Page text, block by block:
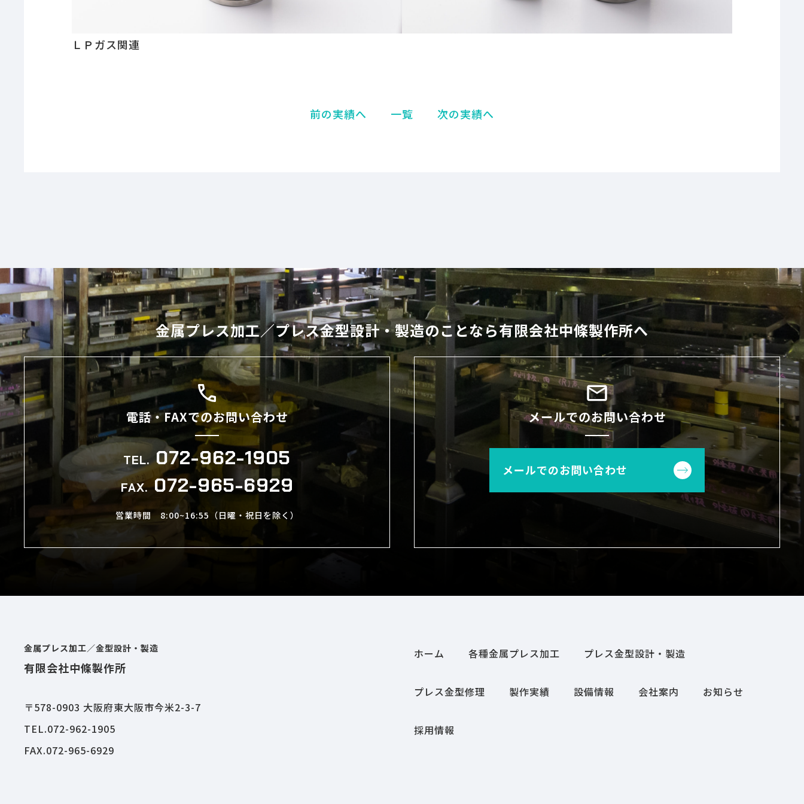
ＬＰガス関連
前の実績へ 一覧 次の実績へ
金属プレス加工／プレス金型設計・製造のことなら有限会社中條製作所へ
電話・FAXでのお問い合わせ
TEL. 072-962-1905
FAX. 072-965-6929
営業時間 8:00~16:55（日曜・祝日を除く）
メールでのお問い合わせ
メールでのお問い合わせ
金属プレス加工／金型設計・製造
有限会社中條製作所
〒578-0903 大阪府東大阪市今米2-3-7
TEL.072-962-1905
FAX.072-965-6929
ホーム 各種金属プレス加工 プレス金型設計・製造
プレス金型修理 製作実績 設備情報 会社案内 お知らせ
採用情報